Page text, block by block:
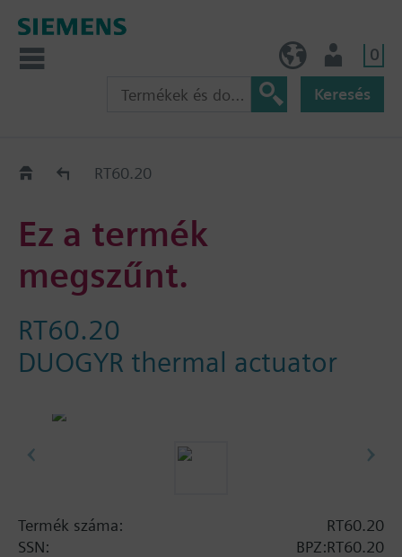
0
Keresés
Régi-Új Kiváltási segédlet
RT60.20
Ez a termék
megszűnt.
RT60.20
DUOGYR thermal actuator
Termék száma:
RT60.20
SSN:
BPZ:RT60.20